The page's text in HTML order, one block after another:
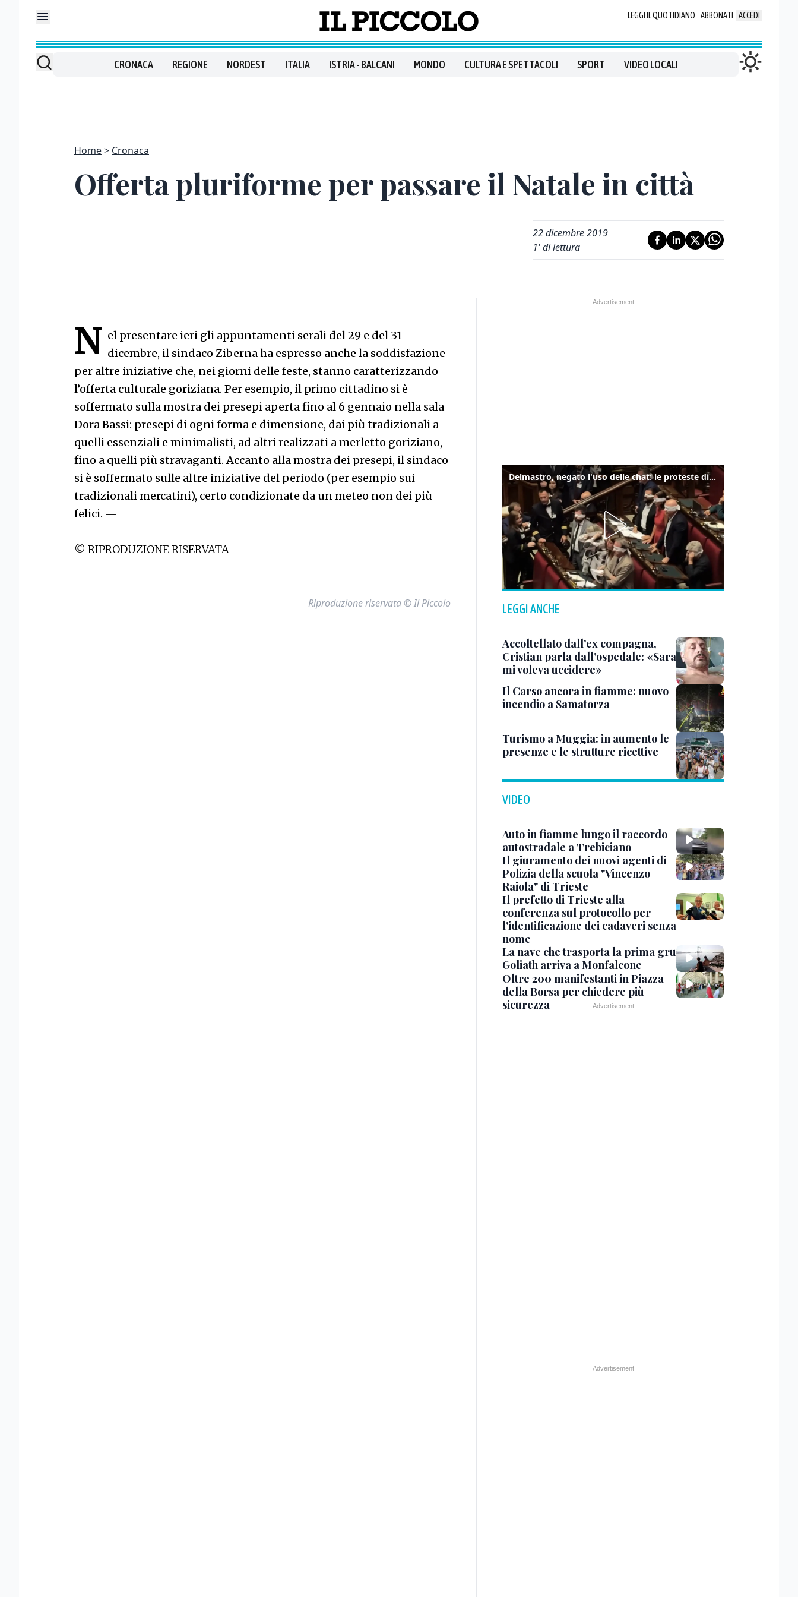
LEGGI IL QUOTIDIANO ABBONATI ACCEDI
CRONACA REGIONE NORDEST ITALIA ISTRIA - BALCANI MONDO CULTURA E SPETTACOLI SPORT VIDEO LOCALI
Home Cronaca
Offerta pluriforme per passare il Natale in città
22 dicembre 2019
1' di lettura
N el presentare ieri gli appuntamenti serali del 29 e del 31
dicembre, il sindaco Ziberna ha espresso anche la soddisfazione
per altre iniziative che, nei giorni delle feste, stanno caratterizzando
l’offerta culturale goriziana. Per esempio, il primo cittadino si è
soffermato sulla mostra dei presepi aperta fino al 6 gennaio nella sala
Dora Bassi: presepi di ogni forma e dimensione, dai più tradizionali a
quelli essenziali e minimalisti, ad altri realizzati a merletto goriziano,
fino a quelli più stravaganti. Accanto alla mostra dei presepi, il sindaco
si è soffermato sulle altre iniziative del periodo (per esempio sui
tradizionali mercatini), certo condizionate da un meteo non dei più
felici. —
© RIPRODUZIONE RISERVATA
Riproduzione riservata © Il Piccolo
Delmastro, negato l'uso delle chat: le proteste di Avs e M5s
LEGGI ANCHE
Accoltellato dall’ex compagna,
Cristian parla dall’ospedale: «Sara
mi voleva uccidere»
Il Carso ancora in fiamme: nuovo
incendio a Samatorza
Turismo a Muggia: in aumento le
presenze e le strutture ricettive
VIDEO
Auto in fiamme lungo il raccordo
autostradale a Trebiciano
Il giuramento dei nuovi agenti di
Polizia della scuola "Vincenzo
Raiola" di Trieste
Il prefetto di Trieste alla
conferenza sul protocollo per
l'identificazione dei cadaveri senza
nome
La nave che trasporta la prima gru
Goliath arriva a Monfalcone
Oltre 200 manifestanti in Piazza
della Borsa per chiedere più
sicurezza